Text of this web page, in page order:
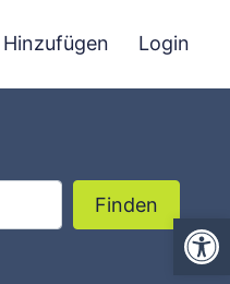
Login
FindenFinden